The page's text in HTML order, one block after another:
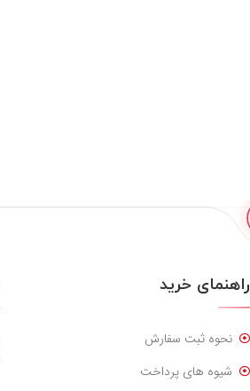
راهنمای خرید
نحوه ثبت سفارش
شیوه های پرداخت